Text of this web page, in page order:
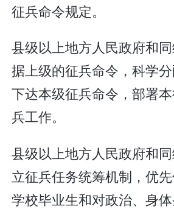
征兵命令规定。
县级以上地方人民政府和
据上级的征兵命令，科学分
下达本级征兵命令，部署
兵工作。
县级以上地方人民政府和
立征兵任务统筹机制，优
学校毕业生和对政治、身